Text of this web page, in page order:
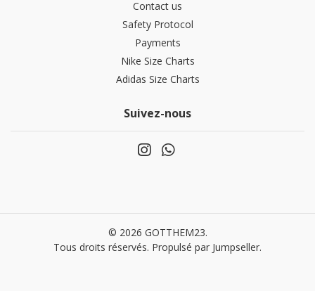
Contact us
Safety Protocol
Payments
Nike Size Charts
Adidas Size Charts
Suivez-nous
© 2026 GOTTHEM23.
Tous droits réservés. Propulsé par Jumpseller.